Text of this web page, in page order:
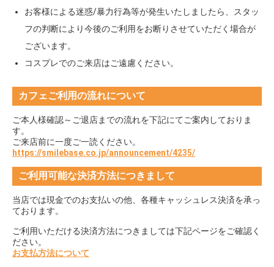
お客様による迷惑/暴力行為等が発生いたしましたら、スタッ
フの判断により今後のご利用をお断りさせていただく場合が
ございます。
コスプレでのご来店はご遠慮ください。
カフェご利用の流れについて
ご本人様確認～ご退店までの流れを下記にてご案内しておりま
す。
ご来店前に一度ご一読ください。
https://smilebase.co.jp/announcement/4235/
ご利用可能な決済方法につきまして
当店では現金でのお支払いの他、各種キャッシュレス決済を承っ
ております。
ご利用いただける決済方法につきましては下記ページをご確認く
ださい。
お支払方法について